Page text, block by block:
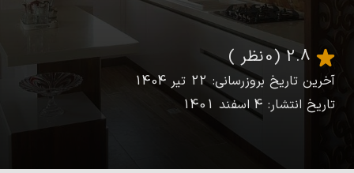
آخرین تاریخ بروزرسانی: 22 تیر 1404
تاریخ انتشار: 4 اسفند 1401
(0 نظر )